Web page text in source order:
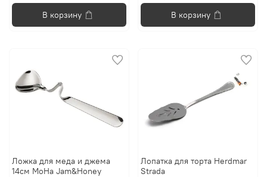
В корзину В корзину
Ложка для меда и джема
14см MoHa Jam&Honey
Лопатка для торта Herdmar
Strada